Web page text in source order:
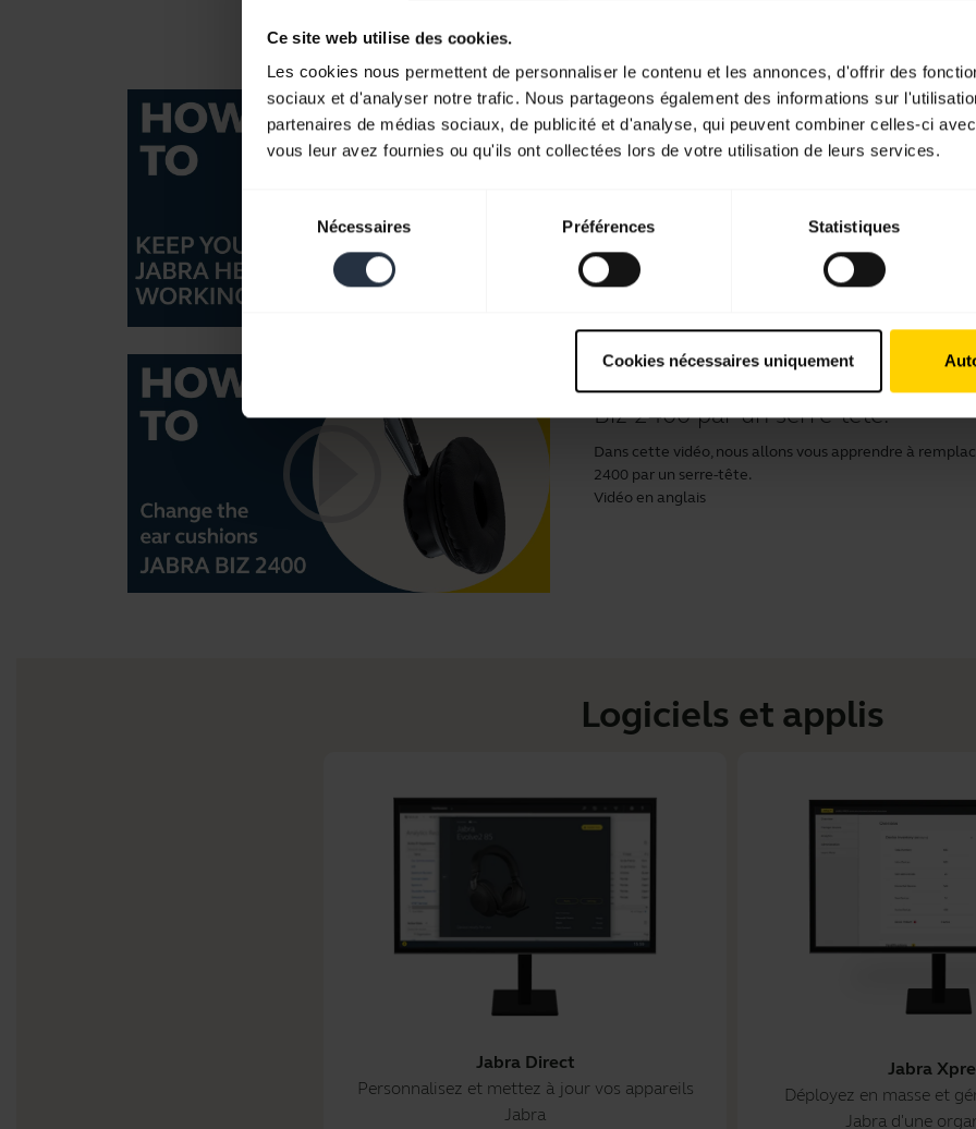
Ce site web utilise des cookies.
Les cookies nous permettent de personnaliser le contenu et les annonces, d'offrir des
sociaux et d'analyser notre trafic. Nous partageons également des informations sur
partenaires de médias sociaux, de publicité et d'analyse, qui peuvent combiner celles-ci
vous leur avez fournies ou qu'ils ont collectées lors de votre utilisation de leurs services.
consentement
Nécessaires Préférences Statistiques
Cookies nécessaires uniquement
Maximisez les performances de
Découvrez comment ajuster votre micro-casque
vocale et votre qualité d'écoute. Lisez nos conseils
Comment remplacer les
Biz 2400 par un serre-tête.
Dans cette vidéo, nous allons vous apprendre à
2400 par un serre-tête.
Vidéo en anglais
Logiciels et applis
Jabra Direct
Personnalisez et mettez à jour vos appareils
Jabra
Jabra
Déployez en masse et
Jabra d'une